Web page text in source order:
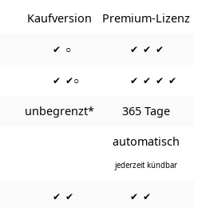
Kaufversion
Premium-Lizenz
✔ ○ ✔ ✔ ✔
✔ ✔○ ✔ ✔ ✔ ✔
unbegrenzt*
365 Tage
automatisch
jederzeit kündbar
✔ ✔ ✔ ✔